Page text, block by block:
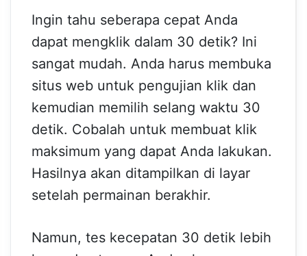
Ingin tahu seberapa cepat Anda
dapat mengklik dalam 30 detik? Ini
sangat mudah. Anda harus membuka
situs web untuk pengujian klik dan
kemudian memilih selang waktu 30
detik. Cobalah untuk membuat klik
maksimum yang dapat Anda lakukan.
Hasilnya akan ditampilkan di layar
setelah permainan berakhir.
Namun, tes kecepatan 30 detik lebih